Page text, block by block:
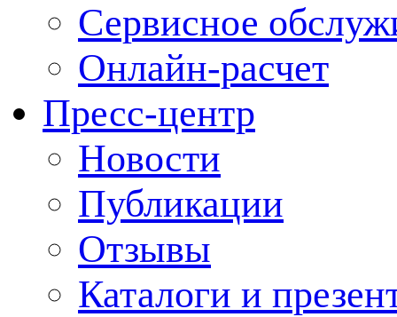
Сервисное
Онлайн-расчет
Пресс-центр
Новости
Публикации
Отзывы
Каталоги и